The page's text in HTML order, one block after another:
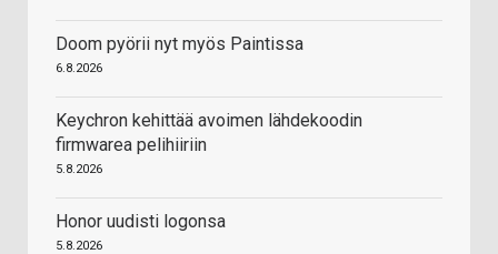
Doom pyörii nyt myös Paintissa
6.8.2026
Keychron kehittää avoimen lähdekoodin
firmwarea pelihiiriin
5.8.2026
Honor uudisti logonsa
5.8.2026